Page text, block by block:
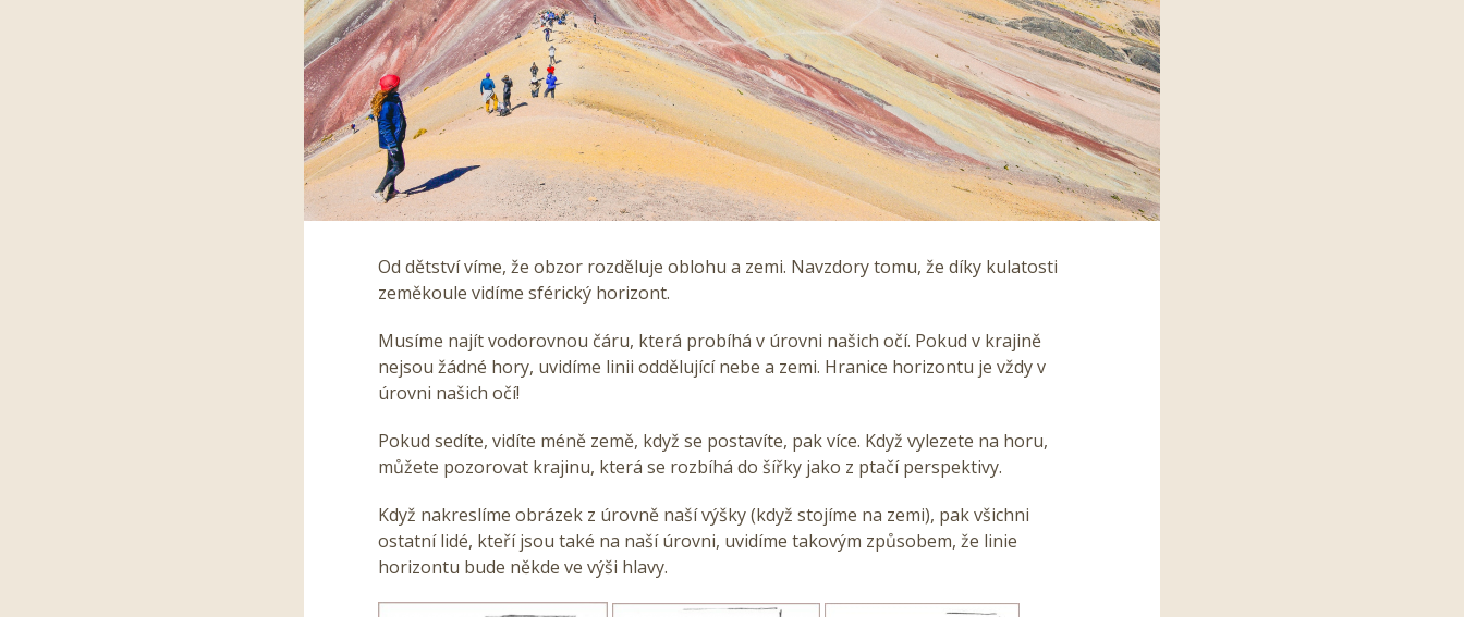
Od dětství víme, že obzor rozděluje oblohu a zemi. Navzdory tomu, že díky kulatosti
zeměkoule vidíme sférický horizont.
Musíme najít vodorovnou čáru, která probíhá v úrovni našich očí. Pokud v krajině
nejsou žádné hory, uvidíme linii oddělující nebe a zemi. Hranice horizontu je vždy v
úrovni našich očí!
Pokud sedíte, vidíte méně země, když se postavíte, pak více. Když vylezete na horu,
můžete pozorovat krajinu, která se rozbíhá do šířky jako z ptačí perspektivy.
Když nakreslíme obrázek z úrovně naší výšky (když stojíme na zemi), pak všichni
ostatní lidé, kteří jsou také na naší úrovni, uvidíme takovým způsobem, že linie
horizontu bude někde ve výši hlavy.